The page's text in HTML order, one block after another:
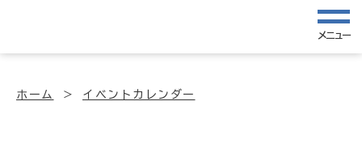
メニュー
ホーム イベントカレンダー